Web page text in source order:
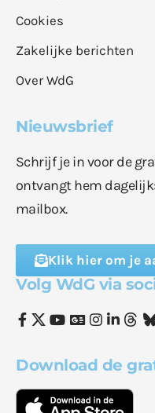
Cookies
Zakelijke berichten
Over WdG
Nieuwsbrief
Schrijf je in voor de
ontvangt hem
mailbox.
Klik hier om je
Volg WdG via
Download de